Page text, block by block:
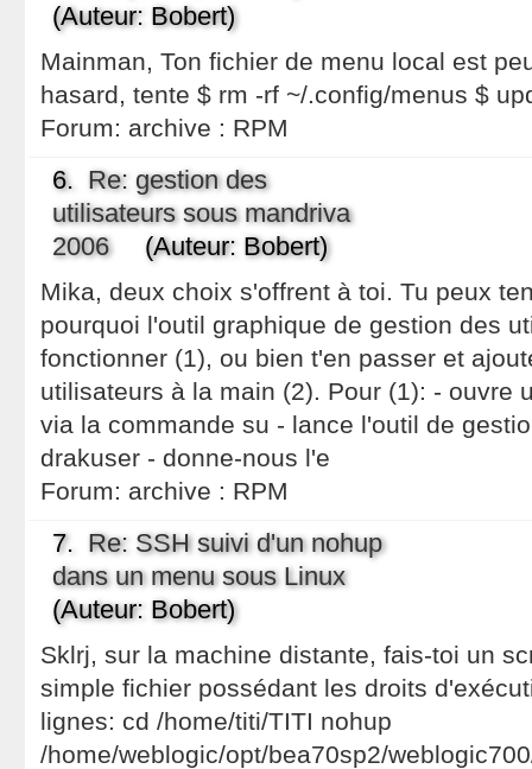
(Auteur: Bobert)
Mainman, Ton fichier de menu local est
hasard, tente $ rm -rf ~/.config/menus $
Forum: archive : RPM
6. Re: gestion des
utilisateurs sous mandriva
2006(Auteur: Bobert)
Mika, deux choix s'offrent à toi. Tu peux
pourquoi l'outil graphique de gestion des
fonctionner (1), ou bien t'en passer et
utilisateurs à la main (2). Pour (1): - ouvre
via la commande su - lance l'outil de
drakuser - donne-nous l'e
Forum: archive : RPM
7. Re: SSH suivi d'un nohup
dans un menu sous Linux
(Auteur: Bobert)
Sklrj, sur la machine distante, fais-toi un
simple fichier possédant les droits
lignes: cd /home/titi/TITI nohup
/home/weblogic/opt/bea70sp2/